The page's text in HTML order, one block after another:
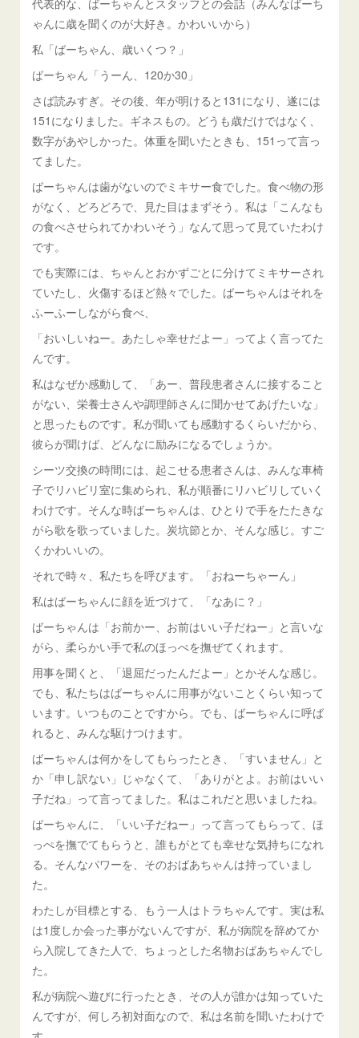
代表的な、ばーちゃんとスタッフとの会話（みんなばーち
ゃんに歳を聞くのが大好き。かわいいから）
私「ばーちゃん、歳いくつ？」
ばーちゃん「うーん、120か30」
さば読みすぎ。その後、年が明けると131になり、遂には
151になりました。ギネスもの。どうも歳だけではなく、
数字があやしかった。体重を聞いたときも、151って言っ
てました。
ばーちゃんは歯がないのでミキサー食でした。食べ物の形
がなく、どろどろで、見た目はまずそう。私は「こんなも
の食べさせられてかわいそう」なんて思って見ていたわけ
です。
でも実際には、ちゃんとおかずごとに分けてミキサーされ
ていたし、火傷するほど熱々でした。ばーちゃんはそれを
ふーふーしながら食べ、
「おいしいねー。あたしゃ幸せだよー」ってよく言ってた
んです。
私はなぜか感動して、「あー、普段患者さんに接すること
がない、栄養士さんや調理師さんに聞かせてあげたいな」
と思ったものです。私が聞いても感動するくらいだから、
彼らが聞けば、どんなに励みになるでしょうか。
シーツ交換の時間には、起こせる患者さんは、みんな車椅
子でリハビリ室に集められ、私が順番にリハビリしていく
わけです。そんな時ばーちゃんは、ひとりで手をたたきな
がら歌を歌っていました。炭坑節とか、そんな感じ。すご
くかわいいの。
それで時々、私たちを呼びます。「おねーちゃーん」
私はばーちゃんに顔を近づけて、「なあに？」
ばーちゃんは「お前かー、お前はいい子だねー」と言いな
がら、柔らかい手で私のほっぺを撫ぜてくれます。
用事を聞くと、「退屈だったんだよー」とかそんな感じ。
でも、私たちはばーちゃんに用事がないことくらい知って
います。いつものことですから。でも、ばーちゃんに呼ば
れると、みんな駆けつけます。
ばーちゃんは何かをしてもらったとき、「すいません」と
か「申し訳ない」じゃなくて、「ありがとよ。お前はいい
子だね」って言ってました。私はこれだと思いましたね。
ばーちゃんに、「いい子だねー」って言ってもらって、ほ
っぺを撫でてもらうと、誰もがとても幸せな気持ちになれ
る。そんなパワーを、そのおばあちゃんは持っていまし
た。
わたしが目標とする、もう一人はトラちゃんです。実は私
は1度しか会った事がないんですが、私が病院を辞めてか
ら入院してきた人で、ちょっとした名物おばあちゃんでし
た。
私が病院へ遊びに行ったとき、その人が誰かは知っていた
んですが、何しろ初対面なので、私は名前を聞いたわけで